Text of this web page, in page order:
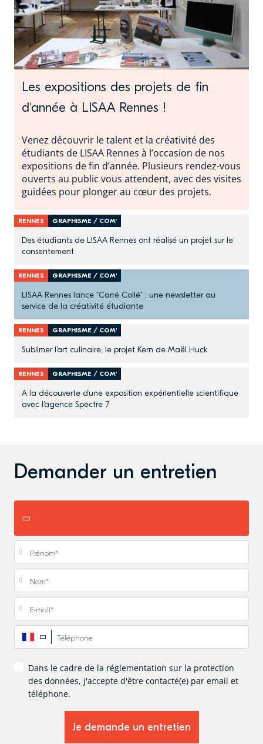
Les expositions des projets de fin
d'année à LISAA Rennes !
Venez découvrir le talent et la créativité des
étudiants de LISAA Rennes à l’occasion de nos
expositions de fin d’année. Plusieurs rendez-vous
ouverts au public vous attendent, avec des visites
guidées pour plonger au cœur des projets.
RENNES GRAPHISME / COM'
Des étudiants de LISAA Rennes ont réalisé un projet sur le
consentement
RENNES GRAPHISME / COM'
LISAA Rennes lance "Carré Collé" : une newsletter au
service de la créativité étudiante
RENNES GRAPHISME / COM'
Sublimer l’art culinaire, le projet Kern de Maël Huck
RENNES GRAPHISME / COM'
A la découverte d'une exposition expérientielle scientifique
avec l'agence Spectre 7
Demander un entretien
Prénom
Nom
E-mail
Téléphone
Dans le cadre de la réglementation sur la protection
des données, j'accepte d'être contacté(e) par email et
téléphone.